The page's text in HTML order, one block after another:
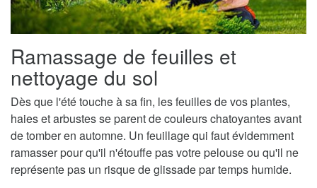
Ramassage de feuilles et
nettoyage du sol
Dès que l'été touche à sa fin, les feuilles de vos plantes,
haies et arbustes se parent de couleurs chatoyantes avant
de tomber en automne. Un feuillage qui faut évidemment
ramasser pour qu'il n'étouffe pas votre pelouse ou qu'il ne
représente pas un risque de glissade par temps humide.